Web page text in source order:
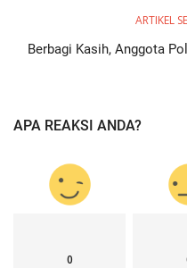
ARTIKEL
Berbagi Kasih, Anggota
APA REAKSI ANDA?
0